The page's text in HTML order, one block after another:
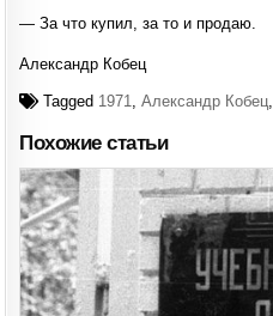
— За что купил, за то и продаю.
Александр Кобец
Tagged 1971,Александр Кобец,
Похожие статьи
Posted
in